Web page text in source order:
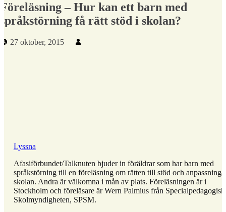
Föreläsning – Hur kan ett barn med
språkstörning få rätt stöd i skolan?
Publicerad den:
27 oktober, 2015
Lyssna
Afasiförbundet/Talknuten bjuder in föräldrar som har barn med
språkstörning till en föreläsning om rätten till stöd och
skolan. Andra är välkomna i mån av plats. Föreläsningen är i
Stockholm och föreläsare är Wern Palmius från
Skolmyndigheten, SPSM.